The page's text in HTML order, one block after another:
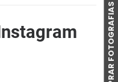
COMPRAR FOTOGRAFIAS